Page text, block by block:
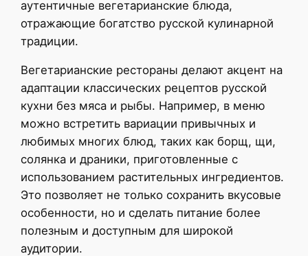
аутентичные вегетарианские блюда,
отражающие богатство русской кулинарной
традиции.
Вегетарианские рестораны делают акцент на
адаптации классических рецептов русской
кухни без мяса и рыбы. Например, в меню
можно встретить вариации привычных и
любимых многих блюд, таких как борщ, щи,
солянка и драники, приготовленные с
использованием растительных ингредиентов.
Это позволяет не только сохранить вкусовые
особенности, но и сделать питание более
полезным и доступным для широкой
аудитории.